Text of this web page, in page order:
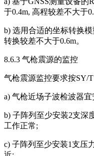
于0.4m, 高程较差不大于
b) 选用合适的坐标转换
转换较差不大于0.6m。
8.6.3 气枪震源的监控
气枪震源监控要求按SY/T
a) 气枪近场子波检波器
b) 子阵列至少安装2支深
工作正常;
c) 子阵列至少安装1支压